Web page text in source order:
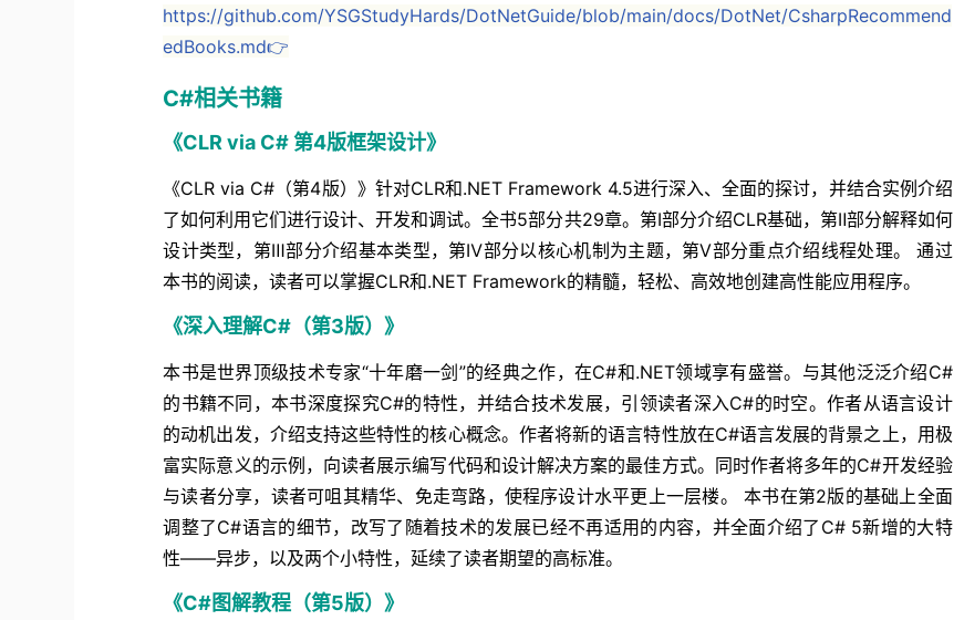
https://github.com/YSGStudyHards/DotNetGuide/blob/main/docs/DotNet/CsharpRecommend
edBooks.md👉
C#相关书籍
《CLR via C# 第4版框架设计》
《CLR via C#（第4版）》针对CLR和.NET Framework 4.5进行深入、全面的探讨，并结合实例介绍
了如何利用它们进行设计、开发和调试。全书5部分共29章。第Ⅰ部分介绍CLR基础，第Ⅱ部分解释如何
设计类型，第Ⅲ部分介绍基本类型，第Ⅳ部分以核心机制为主题，第Ⅴ部分重点介绍线程处理。 通过
本书的阅读，读者可以掌握CLR和.NET Framework的精髓，轻松、高效地创建高性能应用程序。
《深入理解C#（第3版）》
本书是世界顶级技术专家“十年磨一剑”的经典之作，在C#和.NET领域享有盛誉。与其他泛泛介绍C#
的书籍不同，本书深度探究C#的特性，并结合技术发展，引领读者深入C#的时空。作者从语言设计
的动机出发，介绍支持这些特性的核心概念。作者将新的语言特性放在C#语言发展的背景之上，用极
富实际意义的示例，向读者展示编写代码和设计解决方案的最佳方式。同时作者将多年的C#开发经验
与读者分享，读者可咀其精华、免走弯路，使程序设计水平更上一层楼。 本书在第2版的基础上全面
调整了C#语言的细节，改写了随着技术的发展已经不再适用的内容，并全面介绍了C# 5新增的大特
性——异步，以及两个小特性，延续了读者期望的高标准。
《C#图解教程（第5版）》